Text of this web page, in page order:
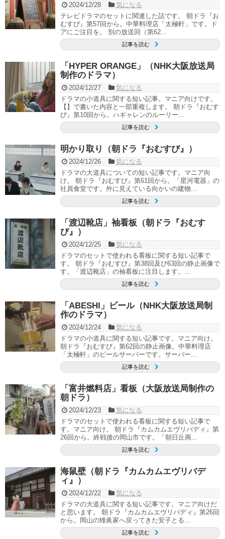
2024/12/28
気になる
テレビドラマのセットに関連した話です。 朝ドラ『お
むすび』第57回から。中華料理店「太極軒」です。ド
アにご注目を。 別の放送回（第62...
記事を読む
「HYPER ORANGE」（NHK大阪放送局
制作のドラマ）
2024/12/27
気になる
ドラマの小道具に関する短い記事。マニア向けです。
【】で書いた内容と一部重複します。 朝ドラ『おむす
び』第10回から。ハギャレンのルーリー...
記事を読む
明かり取り（朝ドラ『おむすび』）
2024/12/26
気になる
ドラマの大道具についての短い記事です。マニア向
け。 朝ドラ『おむすび』第61回から。「星河電器」の
社員食堂です。外に見えている向かいの建物...
記事を読む
「渡辺靴店」袖看板（朝ドラ『おむす
び』）
2024/12/25
気になる
ドラマのセットで使われる看板に関する短い記事で
す。 朝ドラ『おむすび』第38回及び63回の静止画像で
す。「渡辺靴店」の袖看板に注目します。...
記事を読む
「ABESHI」ビール（NHK大阪放送局制
作のドラマ）
2024/12/24
気になる
ドラマの小道具に関する短い記事です。マニア向け。
朝ドラ『おむすび』第62回の静止画像。中華料理店
「太極軒」のビールサーバーです。サーバー...
記事を読む
「富井燃料店」看板（大阪放送局制作の
朝ドラ）
2024/12/23
気になる
ドラマのセットで使われる看板に関する短い記事で
す。マニア向け。 朝ドラ『カムカムエヴリバディ』第
26回から。終戦後の岡山市です。「朝日丘商...
記事を読む
海鼠壁（朝ドラ『カムカムエヴリバデ
ィ』）
2024/12/22
気になる
ドラマの大道具に関する短い記事です。マニア向けだ
と思います。 朝ドラ『カムカムエヴリバディ』第26回
から。岡山の雉眞家へ戻ってきた安子とる...
記事を読む